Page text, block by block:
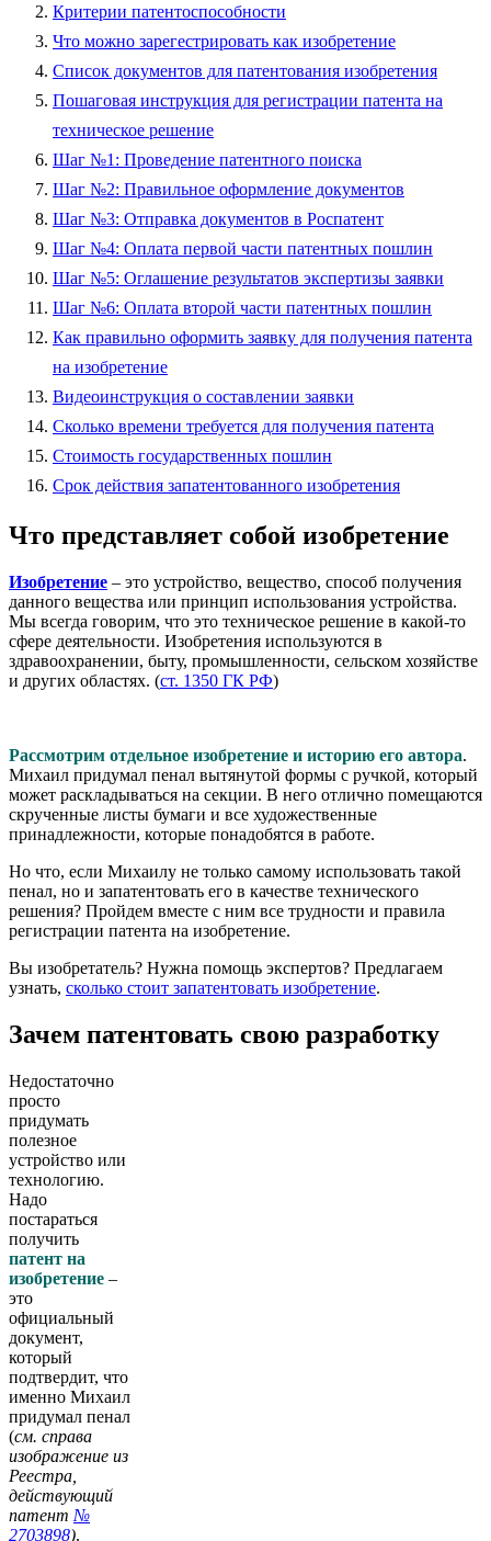
Критерии патентоспособности
Что можно зарегестрировать как изобретение
Список документов для патентования изобретения
Пошаговая инструкция для регистрации патента на
техническое решение
Шаг №1: Проведение патентного поиска
Шаг №2: Правильное оформление документов
Шаг №3: Отправка документов в Роспатент
Шаг №4: Оплата первой части патентных пошлин
Шаг №5: Оглашение результатов экспертизы заявки
Шаг №6: Оплата второй части патентных пошлин
Как правильно оформить заявку для получения патента
на изобретение
Видеоинструкция о составлении заявки
Сколько времени требуется для получения патента
Стоимость государственных пошлин
Срок действия запатентованного изобретения
Что представляет собой изобретение
Изобретение – это устройство, вещество, способ получения
данного вещества или принцип использования устройства.
Мы всегда говорим, что это техническое решение в какой-то
сфере деятельности. Изобретения используются в
здравоохранении, быту, промышленности, сельском хозяйстве
и других областях. (ст. 1350 ГК РФ)
Рассмотрим отдельное изобретение и историю его автора.
Михаил придумал пенал вытянутой формы с ручкой, который
может раскладываться на секции. В него отлично помещаются
скрученные листы бумаги и все художественные
принадлежности, которые понадобятся в работе.
Но что, если Михаилу не только самому использовать такой
пенал, но и запатентовать его в качестве технического
решения? Пройдем вместе с ним все трудности и правила
регистрации патента на изобретение.
Вы изобретатель? Нужна помощь экспертов? Предлагаем
узнать, сколько стоит запатентовать изобретение.
Зачем патентовать свою разработку
Недостаточно
просто
придумать
полезное
устройство или
технологию.
Надо
постараться
получить
патент на
изобретение –
это
официальный
документ,
который
подтвердит, что
именно Михаил
придумал пенал
(см. справа
изображение из
Реестра,
действующий
патент №
2703898).